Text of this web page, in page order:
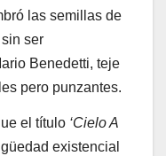
las semillas de
ser
Benedetti, teje
pero punzantes.
el título ‘Cielo A
existencial